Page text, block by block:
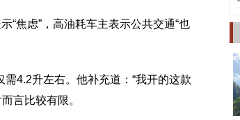
焦虑”，高油耗车主表示公共交通“也
4.2升左右。他补充道：“我开的这款
言比较有限。